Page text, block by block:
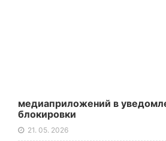
медиаприложений в
блокировки
21. 05. 2026